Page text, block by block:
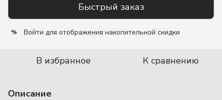
Быстрый заказ
% Войти для отображения накопительной скидки
В избранное К сравнению
Описание